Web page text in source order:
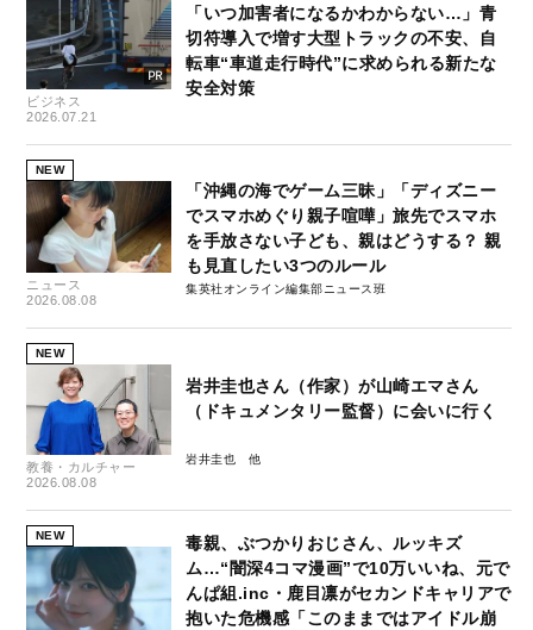
ビジネス
2026.07.21
「いつ加害者になるかわからない…」青
切符導入で増す大型トラックの不安、自
転車“車道走行時代”に求められる新たな
安全対策
NEW
ニュース
2026.08.08
「沖縄の海でゲーム三昧」「ディズニー
でスマホめぐり親子喧嘩」旅先でスマホ
を手放さない子ども、親はどうする？ 親
も見直したい3つのルール
集英社オンライン編集部ニュース班
NEW
教養・カルチャー
2026.08.08
岩井圭也さん（作家）が山崎エマさん
（ドキュメンタリー監督）に会いに行く
岩井圭也
NEW
毒親、ぶつかりおじさん、ルッキズ
ム…“闇深4コマ漫画”で10万いいね、元で
んぱ組.inc・鹿目凛がセカンドキャリアで
抱いた危機感「このままではアイドル崩